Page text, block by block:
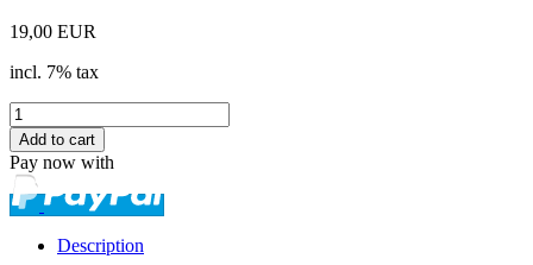
19,00 EUR
incl. 7% tax
Pay now with
Description